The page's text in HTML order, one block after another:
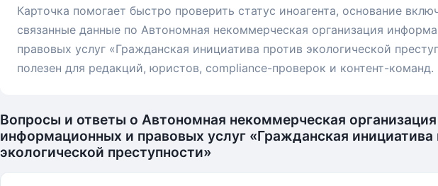
Карточка помогает быстро проверить статус иноагента, основание
связанные данные по Автономная некоммерческая организация
правовых услуг «Гражданская инициатива против экологической
полезен для редакций, юристов, compliance-проверок и контент-команд.
Вопросы и ответы о Автономная некоммерческая организация
информационных и правовых услуг «Гражданская инициатива
экологической преступности»